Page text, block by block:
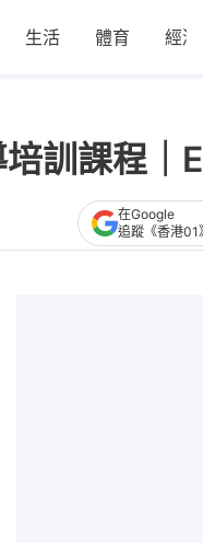
生活 體育 經濟
訓課程｜
在Google
追蹤《香港01